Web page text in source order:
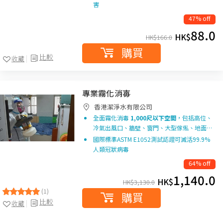
比較
收藏
害
47% off
HK$166.0 HK$88.0
購買
(1)
比較
收藏
專業霧化消毐
香港潔淨水有限公司
全面霧化消毒 1,000尺以下空間 ，包括高位、
冷氣出風口、牆壁、窗門、大型傢俬、地面…
國際標準ASTM E1052測試認證可滅活99.9%
人類冠狀病毒
64% off
HK$3,130.0 HK$1,140.0
購買